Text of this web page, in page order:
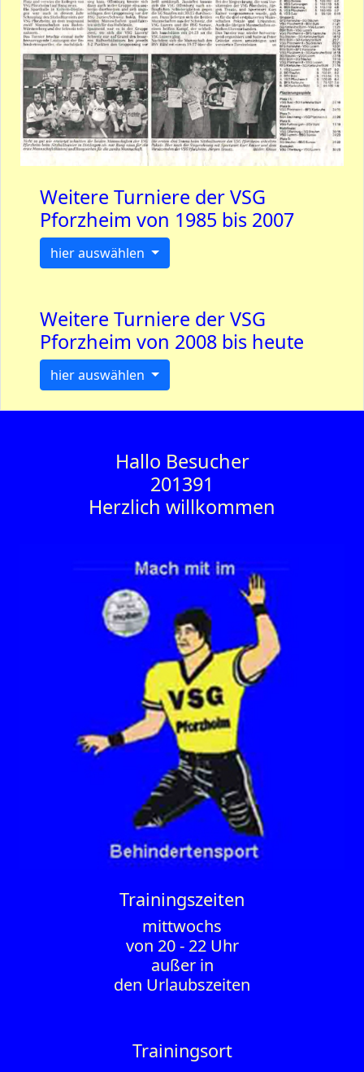
Weitere Turniere der VSG
Pforzheim von 1985 bis 2007
hier auswählen
Weitere Turniere der VSG
Pforzheim von 2008 bis heute
hier auswählen
Hallo Besucher
201391
Herzlich willkommen
Trainings­zeiten
mittwochs
von 20 - 22 Uhr
außer in
den Urlaubszeiten
Trainingsort